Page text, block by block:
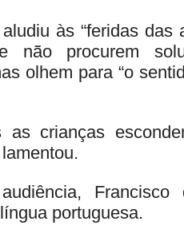
às “feridas das
não procurem
olhem para “o
as crianças
Francisco
portuguesa.